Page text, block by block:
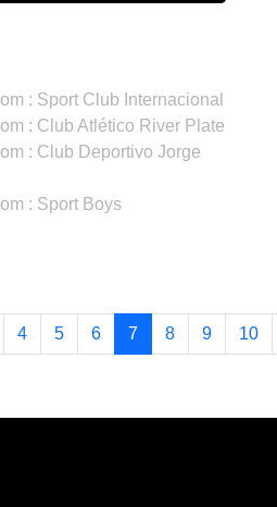
: Sport Club Internacional
: Club Atlético River Plate
: Club Deportivo Jorge
: Sport Boys
4 5 6 7 8 9 10